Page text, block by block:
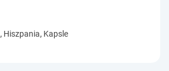
, Hiszpania, Kapsle